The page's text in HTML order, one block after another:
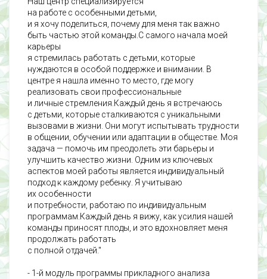
на работе с особенными детьми,
и я хочу поделиться, почему для меня так важно
быть частью этой команды.С самого начала моей
карьеры
я стремилась работать с детьми, которые
нуждаются в особой поддержке и внимании. В
центре я нашла именно то место, где могу
реализовать свои профессиональные
и личные стремления.Каждый день я встречаюсь
с детьми, которые сталкиваются с уникальными
вызовами в жизни. Они могут испытывать трудности
в общении, обучении или адаптации в обществе. Моя
задача — помочь им преодолеть эти барьеры и
улучшить качество жизни. Одним из ключевых
аспектов моей работы является индивидуальный
подход к каждому ребенку. Я учитываю
их особенности
и потребности, работаю по индивидуальным
программам.Каждый день я вижу, как усилия нашей
команды приносят плоды, и это вдохновляет меня
продолжать работать
с полной отдачей."
- 1-й модуль программы прикладного анализа